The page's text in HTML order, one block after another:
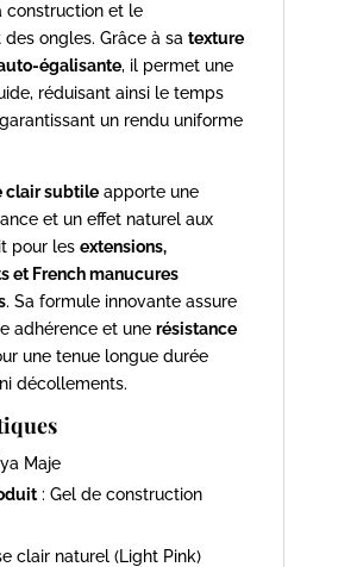
construction et le
ongles. Grâce à sa texture
égalisante, il permet une
réduisant ainsi le temps
un rendu uniforme
clair subtileapporte une
et un effet naturel aux
pour les extensions,
et French manucures
. Sa formule innovante assure
adhérence et une résistance
une tenue longue durée
décollements.
Maje
: Gel de construction
clair naturel (Light Pink)